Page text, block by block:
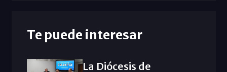
Te puede interesar
La Diócesis de